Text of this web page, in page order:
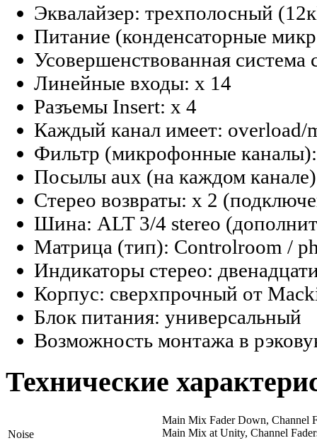
Эквалайзер: трехполосный
Питание (конденсаторные
Усовершенствованная система
Линейные входы: х 14
Разъемы Insert: х 4
Каждый канал имеет: overload/
Фильтр (микрофонные
Посылы aux (на каждом
Стерео возвраты: х 2
Шина: ALT 3/4 stereo
Матрица (тип): Controlroom /
Индикаторы стерео:
Корпус: сверхпрочный от
Блок питания: универсальный
Возможность монтажа в
Технические
Noise
Main Mix Fader Down, Channel
Main Mix at Unity, Channel